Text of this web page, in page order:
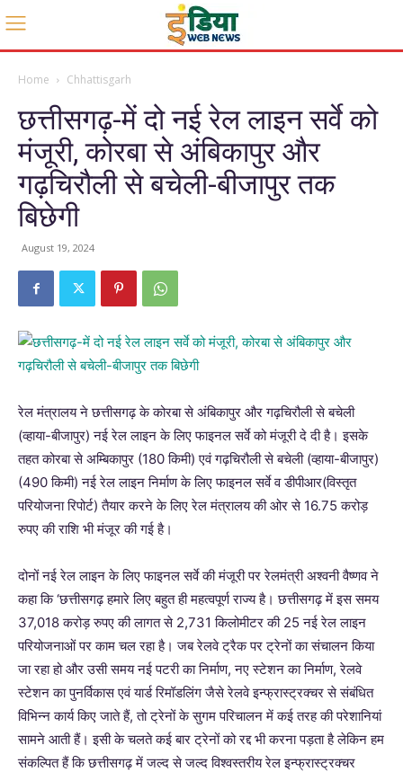
Home Chhattisgarh
छत्तीसगढ़-में दो नई रेल लाइन सर्वे को
मंजूरी, कोरबा से अंबिकापुर और
गढ़चिरौली से बचेली-बीजापुर तक
बिछेगी
August 19, 2024
रेल मंत्रालय ने छत्तीसगढ़ के कोरबा से अंबिकापुर और गढ़चिरौली से बचेली
(व्हाया-बीजापुर) नई रेल लाइन के लिए फाइनल सर्वे को मंजूरी दे दी है। इसके
तहत कोरबा से अम्बिकापुर (180 किमी) एवं गढ़चिरौली से बचेली (व्हाया-बीजापुर)
(490 किमी) नई रेल लाइन निर्माण के लिए फाइनल सर्वे व डीपीआर(विस्तृत
परियोजना रिपोर्ट) तैयार करने के लिए रेल मंत्रालय की ओर से 16.75 करोड़
रुपए की राशि भी मंजूर की गई है।
दोनों नई रेल लाइन के लिए फाइनल सर्वे की मंजूरी पर रेलमंत्री अश्वनी वैष्णव ने
कहा कि ‘छत्तीसगढ़ हमारे लिए बहुत ही महत्वपूर्ण राज्य है। छत्तीसगढ़ में इस समय
37,018 करोड़ रुपए की लागत से 2,731 किलोमीटर की 25 नई रेल लाइन
परियोजनाओं पर काम चल रहा है। जब रेलवे ट्रैक पर ट्रेनों का संचालन किया
जा रहा हो और उसी समय नई पटरी का निर्माण, नए स्टेशन का निर्माण, रेलवे
स्टेशन का पुनर्विकास एवं यार्ड रिमॉडलिंग जैसे रेलवे इन्फ्रास्ट्रक्चर से संबंधित
विभिन्न कार्य किए जाते हैं, तो ट्रेनों के सुगम परिचालन में कई तरह की परेशानियां
सामने आती हैं। इसी के चलते कई बार ट्रेनों को रद्द भी करना पड़ता है लेकिन हम
संकल्पित हैं कि छत्तीसगढ़ में जल्द से जल्द विश्वस्तरीय रेल इन्फ्रास्ट्रक्चर